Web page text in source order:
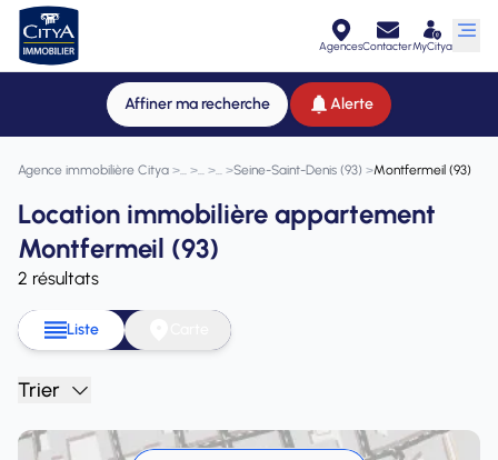
AgencesContacterMyCitya
Affiner ma recherche Alerte
Agence immobilière Citya > > > >Seine-Saint-Denis (93) >Montfermeil (93)
Location immobilière appartement
Montfermeil (93)
2 résultats
Liste
Trier